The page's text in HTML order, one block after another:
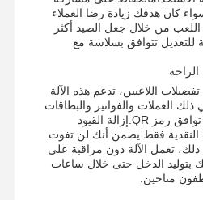
كان هدفك زيادة رضا العملاء
اللعب من خلال جعل الصيد أكثر
للتعديل تتوافق بسلاسة مع
اللاعبين، تدعم هذه الآلة
العملات والفواتير والبطاقات
والمدفوعات المحمولة مع توافق رمز QR.إزالة القيود
النقدية فقط يضمن أنك لن تفوت
ذلك، تعمل الآلة دون مراقبة على
بتوليد الدخل حتى خلال ساعات
متاحين.